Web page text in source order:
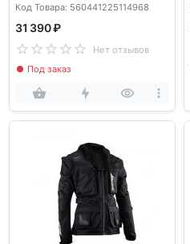
Код Товара: 560441225114968
31 390 ₽
Нет отзывов
Под заказ